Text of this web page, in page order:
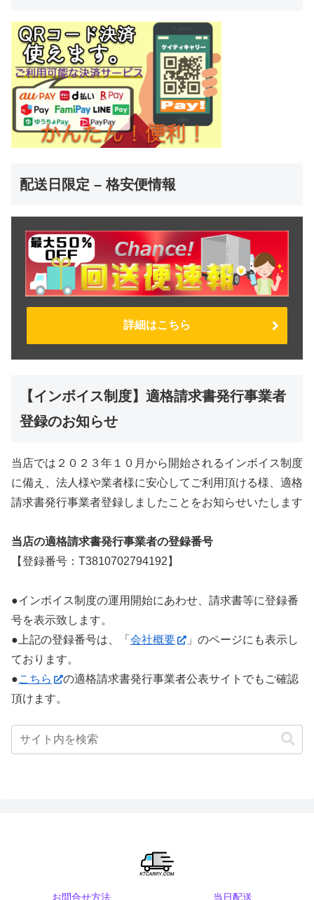
配送日限定 – 格安便情報
詳細はこちら
【インボイス制度】適格請求書発行事業者
登録のお知らせ
当店では２０２３年１０月から開始されるインボイス制度
に備え、法人様や業者様に安心してご利用頂ける様、適格
請求書発行事業者登録しましたことをお知らせいたします
当店の適格請求書発行事業者の登録番号
【登録番号：T3810702794192】
●インボイス制度の運用開始にあわせ、請求書等に登録番
号を表示致します。
●上記の登録番号は、「 会社概要
」のページにも表示し
ております。
●こちら
の適格請求書発行事業者公表サイトでもご確認
頂けます。
お問合せ方法 当日配送